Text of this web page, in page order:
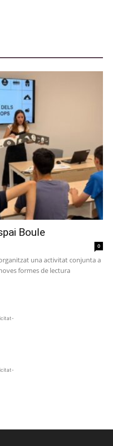
Boule
0
organitzat una activitat conjunta a
formes de lectura